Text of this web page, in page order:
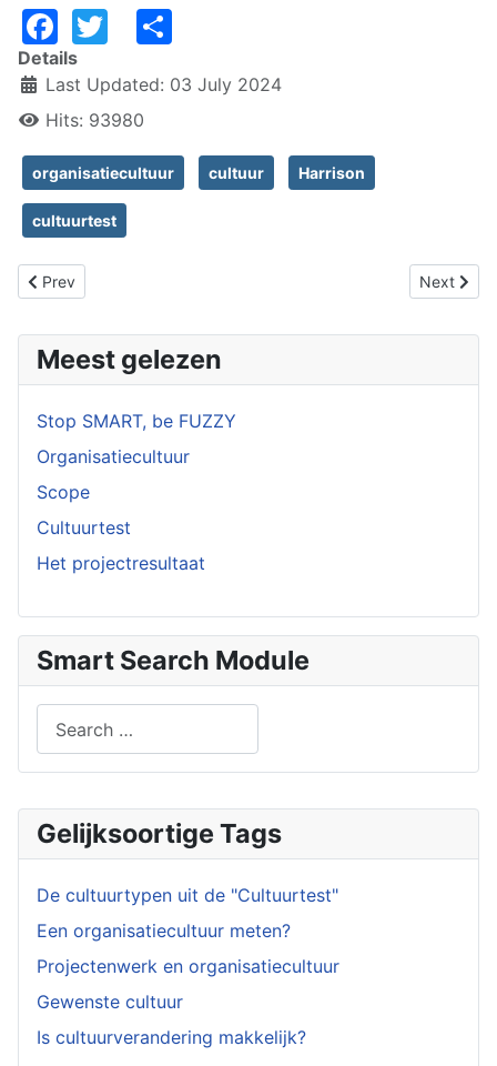
Gelijksoortige Tags
De cultuurtypen uit de "Cultuurtest"
Een organisatiecultuur meten?
Projectenwerk en organisatiecultuur
Gewenste cultuur
Is cultuurverandering makkelijk?
Facebook
Twitter
Details
Last Updated: 03 July 2024
Hits: 93980
organisatiecultuur cultuur Harrison
cultuurtest
Previous article: De cultuurtypen uit de "Cultuurtest"
Prev Next
Next
Meest gelezen
Stop SMART, be FUZZY
Organisatiecultuur
Scope
Cultuurtest
Het projectresultaat
Smart Search Module
Type 2 or more characters for results.